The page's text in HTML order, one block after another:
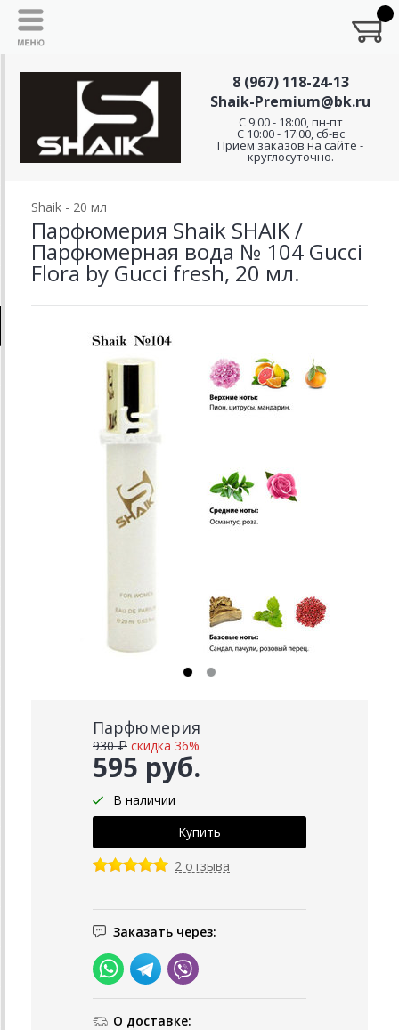
8 (967) 118-24-13
Shaik-Premium@bk.ru
C 9:00 - 18:00, пн-пт
С 10:00 - 17:00, сб-вс
Приём заказов на сайте -
круглосуточно.
Shaik - 20 мл
Парфюмерия Shaik SHAIK /
Парфюмерная вода № 104 Gucci
Flora by Gucci fresh, 20 мл.
Парфюмерия
595 руб.
930 ₽ скидка 36%
В наличии
2 отзыва
Заказать через:
О доставке: